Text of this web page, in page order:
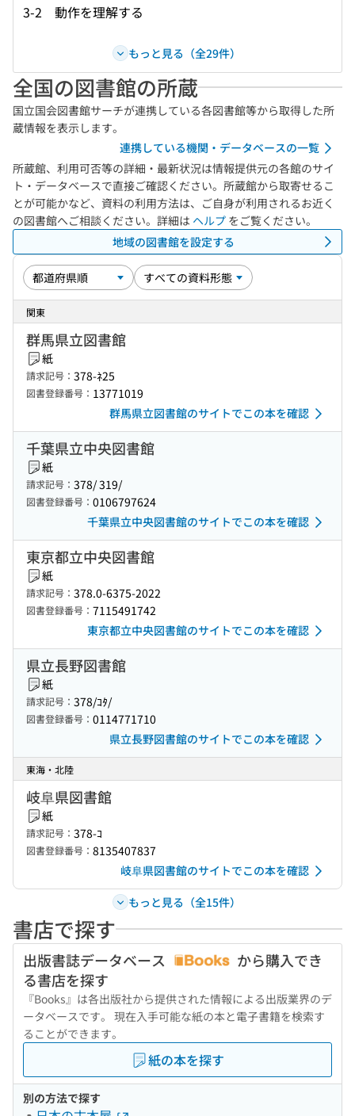
3-2 動作を理解する
もっと見る（全29件）
全国の図書館の所蔵
国立国会図書館サーチが連携している各図書館等から取得した所
蔵情報を表示します。
連携している機関・データベースの一覧
所蔵館、利用可否等の詳細・最新状況は情報提供元の各館のサイ
ト・データベースで直接ご確認ください。所蔵館から取寄せるこ
とが可能かなど、資料の利用方法は、ご自身が利用されるお近く
の図書館へご相談ください。詳細は ヘルプ をご覧ください。
地域の図書館を設定する
関東
群馬県立図書館
紙
請求記号： 378-ﾈ25
図書登録番号： 13771019
群馬県立図書館のサイトでこの本を確認
千葉県立中央図書館
紙
請求記号： 378/ 319/
図書登録番号： 0106797624
千葉県立中央図書館のサイトでこの本を確認
東京都立中央図書館
紙
請求記号： 378.0-6375-2022
図書登録番号： 7115491742
東京都立中央図書館のサイトでこの本を確認
県立長野図書館
紙
請求記号： 378/ｺﾀ/
図書登録番号： 0114771710
県立長野図書館のサイトでこの本を確認
東海・北陸
岐阜県図書館
紙
請求記号： 378-ｺ
図書登録番号： 8135407837
岐阜県図書館のサイトでこの本を確認
もっと見る（全15件）
書店で探す
出版書誌データベース
から購入でき
る書店を探す
『Books』は各出版社から提供された情報による出版業界のデ
ータベースです。 現在入手可能な紙の本と電子書籍を検索す
ることができます。
紙の本を探す
別の方法で探す